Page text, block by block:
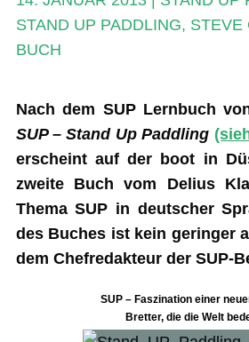
SPOT FINDER
Mein Konto
STAND UP PADDLING, STEVE
BUCH
Nach dem SUP Lernbuch
SUP – Stand Up Paddling
erscheint auf der boot in
zweite Buch vom Delius
Thema SUP in deutscher
des Buches ist kein geringer
dem Chefredakteur der SUP-
SUP – Faszination einer
Bretter, die die Welt